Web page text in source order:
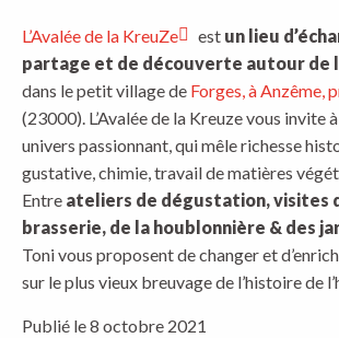
L’Avalée de la KreuZe est un lieu
partage et de découverte autour de
dans le petit village de Forges, à Anzême,
(23000). L’Avalée de la Kreuze vous invite
univers passionnant, qui mêle richesse
gustative, chimie, travail de matières
Entre ateliers de dégustation, visites
brasserie, de la houblonnière & des
Toni vous proposent de changer et
sur le plus vieux breuvage de l’histoire de
Publié le 8 octobre 2021